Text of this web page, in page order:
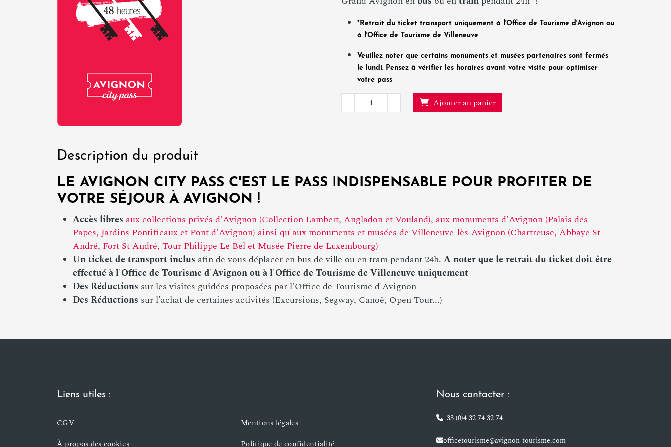
*Retrait du ticket transport uniquement à l'Office de Tourisme d'Avignon ou
à l'Office de Tourisme de Villeneuve
Veuillez noter que certains monuments et musées partenaires sont fermés
le lundi. Pensez à vérifier les horaires avant votre visite pour optimiser
votre pass
− + Ajouter au panier
Description du produit
LE AVIGNON CITY PASS C'EST LE PASS INDISPENSABLE POUR PROFITER DE
VOTRE SÉJOUR À AVIGNON !
Accès libres aux collections privés d'Avignon (Collection Lambert, Angladon et Vouland), aux monuments d'Avignon (Palais des
Papes, Jardins Pontificaux et Pont d'Avignon) ainsi qu'aux monuments et musées de Villeneuve-lès-Avignon (Chartreuse, Abbaye St
André, Fort St André, Tour Philippe Le Bel et Musée Pierre de Luxembourg)
Un ticket de transport inclus afin de vous déplacer en bus de ville ou en tram pendant 24h. A noter que le retrait du ticket doit être
effectué à l'Office de Tourisme d'Avignon ou à l'Office de Tourisme de Villeneuve uniquement
Des Réductions sur les visites guidées proposées par l'Office de Tourisme d'Avignon
Des Réductions sur l'achat de certaines activités (Excursions, Segway, Canoë, Open Tour...)
Liens utiles :
CGV
Mentions légales
À propos des cookies
Politique de confidentialité
Nous contacter :
+33 (0)4 32 74 32 74
officetourisme@avignon-tourisme.com